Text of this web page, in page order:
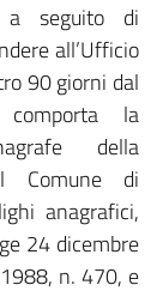
a seguito di
all’Ufficio
90 giorni dal
la
della
Comune di
anagrafici,
24 dicembre
n. 470, e